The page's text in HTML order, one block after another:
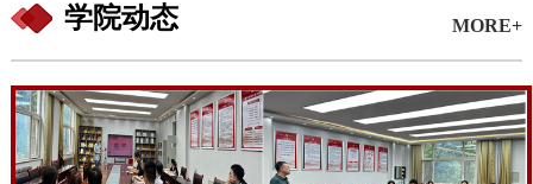
学院动态 MORE+